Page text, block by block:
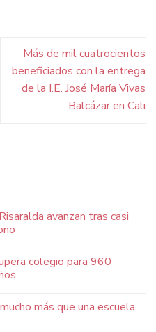
Más de mil cuatrocientos
beneficiados con la entrega
de la I.E. José María Vivas
Balcázar en Cali
avanzan tras casi
colegio para 960
más que una escuela